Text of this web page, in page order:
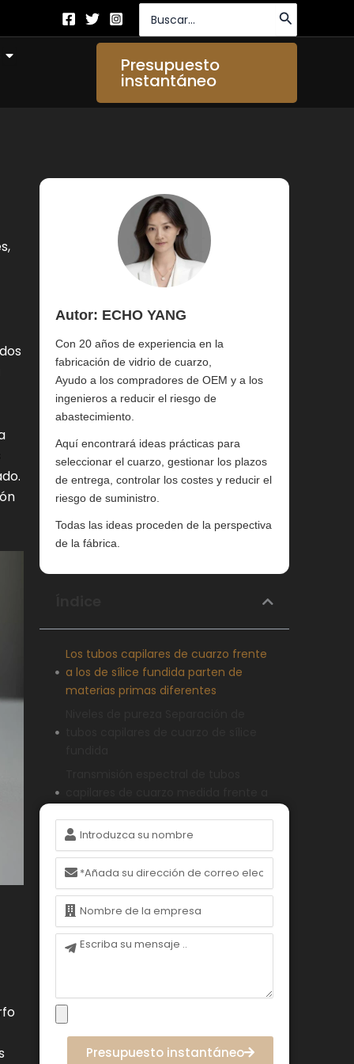
por:
Abierto About Us
Presupuesto
instantáneo
Autor: ECHO YANG
Con 20 años de experiencia en la
fabricación de vidrio de cuarzo,
Ayudo a los compradores de OEM y a los
ingenieros a reducir el riesgo de
abastecimiento.
Aquí encontrará ideas prácticas para
seleccionar el cuarzo, gestionar los plazos
de entrega, controlar los costes y reducir el
riesgo de suministro.
Todas las ideas proceden de la perspectiva
de la fábrica.
Los tubos capilares de cuarzo frente
a los de sílice fundida parten de
materias primas diferentes
Comportamiento térmico de los
tubos capilares de cuarzo en
comparación con los de sílice
fundida
Integridad mecánica y propiedades
superficiales de los tubos capilares
de cuarzo
analíticos agresivos
Escenarios de aplicación Adaptación
de los tubos capilares de cuarzo o
Nombre
Correo
electrónico
Nombre
Mensaje
Presupuesto instantáneo